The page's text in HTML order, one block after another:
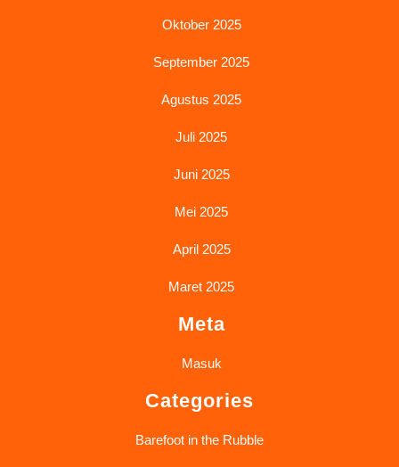
Oktober 2025
September 2025
Agustus 2025
Juli 2025
Juni 2025
Mei 2025
April 2025
Maret 2025
Meta
Masuk
Categories
Barefoot in the Rubble